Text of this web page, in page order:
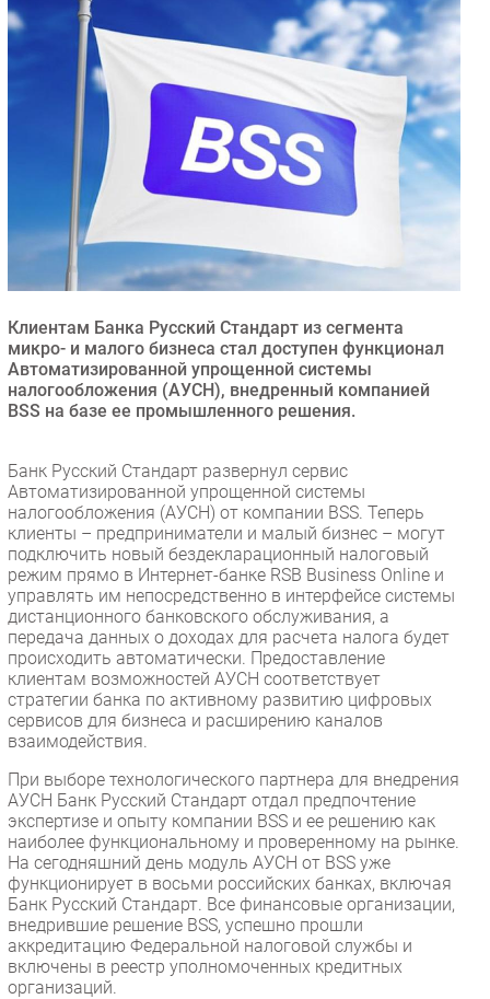
Торговые сети
Оборудование
Outsourcing
Кадры
Регулирование
Финансы
Web
Безопасность
Инновации
CIO/Управление ИТ
Гаджеты
Здоровье
Новости
Аналитика
Интервью
Мероприятия
Проекты
IT класс
Тестовый стенд
Каталог компаний
Клиентам Банка Русский Стандарт из сегмента
микро- и малого бизнеса стал доступен функционал
Автоматизированной упрощенной системы
налогообложения (АУСН), внедренный компанией
BSS на базе ее промышленного решения.
Банк Русский Стандарт развернул сервис
Автоматизированной упрощенной системы
налогообложения (АУСН) от компании BSS. Теперь
клиенты – предприниматели и малый бизнес – могут
подключить новый бездекларационный налоговый
режим прямо в Интернет-банке RSB Business Online и
управлять им непосредственно в интерфейсе системы
дистанционного банковского обслуживания, а
передача данных о доходах для расчета налога будет
происходить автоматически. Предоставление
клиентам возможностей АУСН соответствует
стратегии банка по активному развитию цифровых
сервисов для бизнеса и расширению каналов
взаимодействия.
При выборе технологического партнера для внедрения
АУСН Банк Русский Стандарт отдал предпочтение
экспертизе и опыту компании BSS и ее решению как
наиболее функциональному и проверенному на рынке.
На сегодняшний день модуль АУСН от BSS уже
функционирует в восьми российских банках, включая
Банк Русский Стандарт. Все финансовые организации,
внедрившие решение BSS, успешно прошли
аккредитацию Федеральной налоговой службы и
включены в реестр уполномоченных кредитных
организаций.